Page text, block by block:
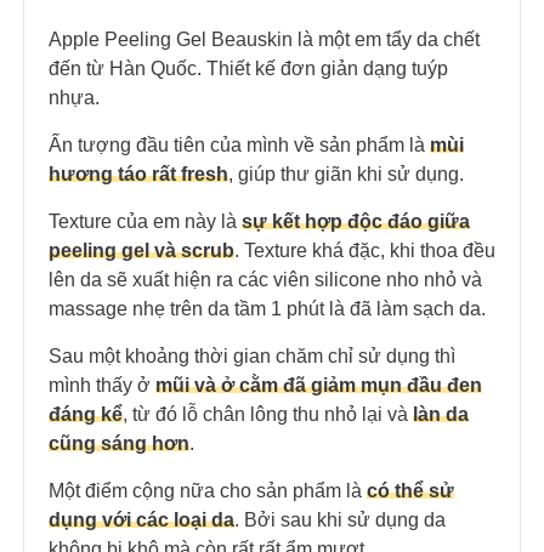
Apple Peeling Gel Beauskin là một em tẩy da chết
đến từ Hàn Quốc. Thiết kế đơn giản dạng tuýp
nhựa.
Ấn tượng đầu tiên của mình về sản phẩm là mùi
hương táo rất fresh, giúp thư giãn khi sử dụng.
Texture của em này là sự kết hợp độc đáo giữa
peeling gel và scrub. Texture khá đặc, khi thoa đều
lên da sẽ xuất hiện ra các viên silicone nho nhỏ và
massage nhẹ trên da tầm 1 phút là đã làm sạch da.
Sau một khoảng thời gian chăm chỉ sử dụng thì
mình thấy ở mũi và ở cằm đã giảm mụn đầu đen
đáng kể, từ đó lỗ chân lông thu nhỏ lại và làn da
cũng sáng hơn.
Một điểm cộng nữa cho sản phẩm là có thể sử
dụng với các loại da. Bởi sau khi sử dụng da